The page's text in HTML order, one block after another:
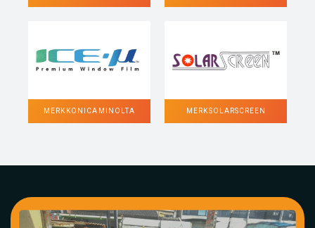
MERK KONICA MINOLTA MERK SOLARSCREEN